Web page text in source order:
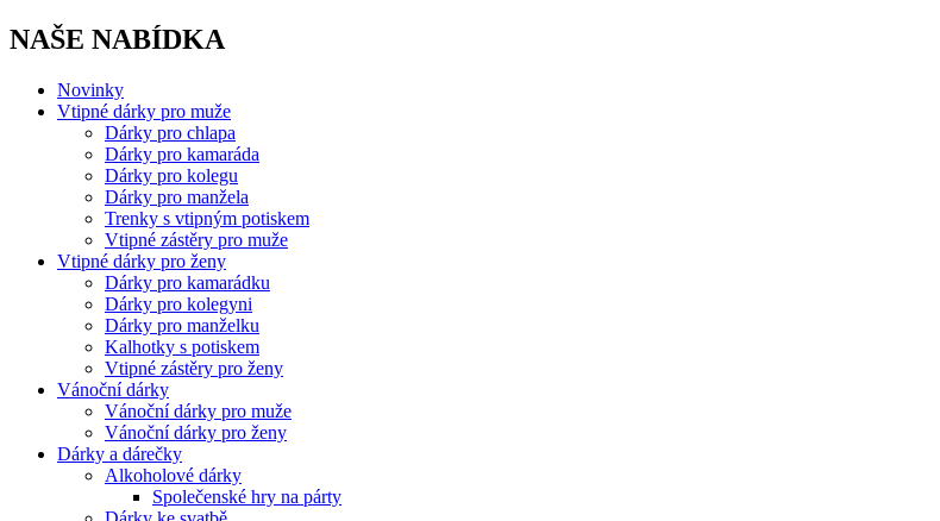
NAŠE NABÍDKA
Novinky
Vtipné dárky pro muže
Dárky pro chlapa
Dárky pro kamaráda
Dárky pro kolegu
Dárky pro manžela
Trenky s vtipným potiskem
Vtipné zástěry pro muže
Vtipné dárky pro ženy
Dárky pro kamarádku
Dárky pro kolegyni
Dárky pro manželku
Kalhotky s potiskem
Vtipné zástěry pro ženy
Vánoční dárky
Vánoční dárky pro muže
Vánoční dárky pro ženy
Dárky a dárečky
Alkoholové dárky
Společenské hry na párty